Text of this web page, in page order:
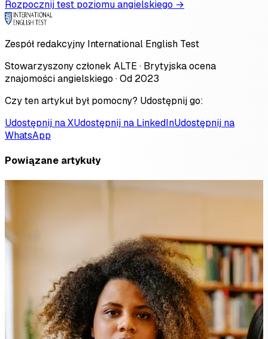
Rozpocznij test poziomu angielskiego →
Zespół redakcyjny International English Test
Stowarzyszony członek ALTE · Brytyjska ocena
znajomości angielskiego · Od 2023
Czy ten artykuł był pomocny? Udostępnij go:
Udostępnij na XUdostępnij na LinkedInUdostępnij na
WhatsApp
Powiązane artykuły